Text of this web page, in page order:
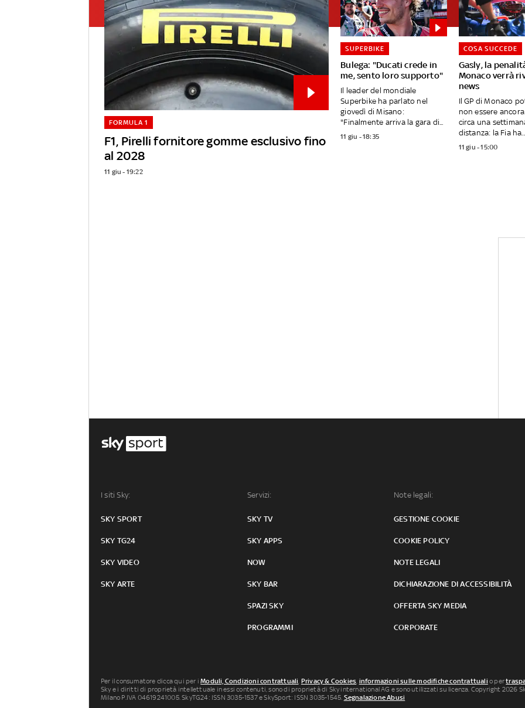
F1, Pirelli fornitore gomme esclusivo fino
al 2028
FORMULA 1
11 giu - 19:22
Bulega: "Ducati crede in
me, sento loro supporto"
SUPERBIKE
Il leader del mondiale
Superbike ha parlato nel
giovedì di Misano:
"Finalmente arriva la gara di...
11 giu - 18:35
Gasly, la
Monaco verrà
news
COSA SUCCEDE
Il GP di Monaco
non essere
circa una
distanza: la Fia ha...
11 giu - 15:00
I siti Sky:
SKY SPORT
SKY TG24
SKY VIDEO
SKY ARTE
Servizi:
SKY TV
SKY APPS
NOW
SKY BAR
SPAZI SKY
PROGRAMMI
Note legali:
GESTIONE COOKIE
COOKIE POLICY
NOTE LEGALI
DICHIARAZIONE DI ACCESSIBILITÀ
OFFERTA SKY MEDIA
CORPORATE
Per il consumatore clicca qui per iModuli, Condizioni contrattuali, Privacy & Cookies, informazioni sulle modifiche contrattuali o per
Sky e i diritti di proprietà intellettuale in essi contenuti, sono di proprietà di Sky international AG e sono utilizzati su licenza. Copyright 2026
Milano P.IVA 04619241005. SkyTG24: ISSN 3035-1537 e SkySport: ISSN 3035-1545. Segnalazione Abusi